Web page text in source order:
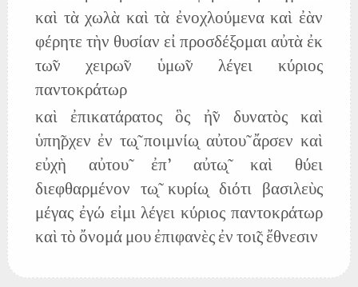
καὶ τὰ χωλὰ καὶ τὰ ἐνοχλούμενα καὶ ἐὰν
φέρητε τὴν θυσίαν εἰ προσδέξομαι αὐτὰ ἐκ
τω̃ν χειρω̃ν ὑμω̃ν λέγει κύριος
παντοκράτωρ
καὶ ἐπικατάρατος ὃς ἠ̃ν δυνατὸς καὶ
ὑπη̃ρχεν ἐν τω̨̃ ποιμνίω̨ αὐτου̃ ἄρσεν καὶ
εὐχὴ αὐτου̃ ἐπ' αὐτω̨̃ καὶ θύει
διεφθαρμένον τω̨̃ κυρίω̨ διότι βασιλεὺς
μέγας ἐγώ εἰμι λέγει κύριος παντοκράτωρ
καὶ τὸ ὄνομά μου ἐπιφανὲς ἐν τοι̃ς ἔθνεσιν